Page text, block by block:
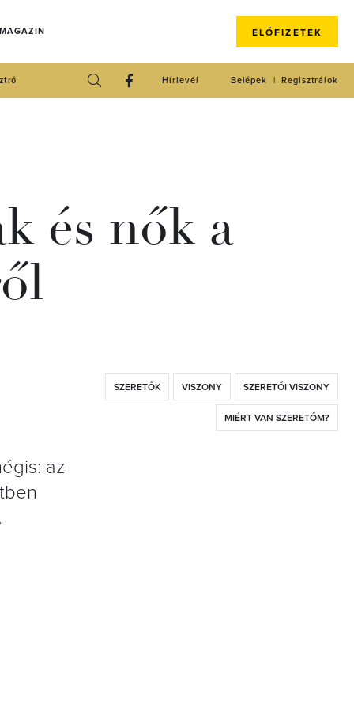
ELŐFIZETEK
Regisztrálok
Belépek
Hírlevél
és nők a
SZERETŐK VISZONY SZERETŐI VISZONY
MIÉRT VAN SZERETŐM?
az